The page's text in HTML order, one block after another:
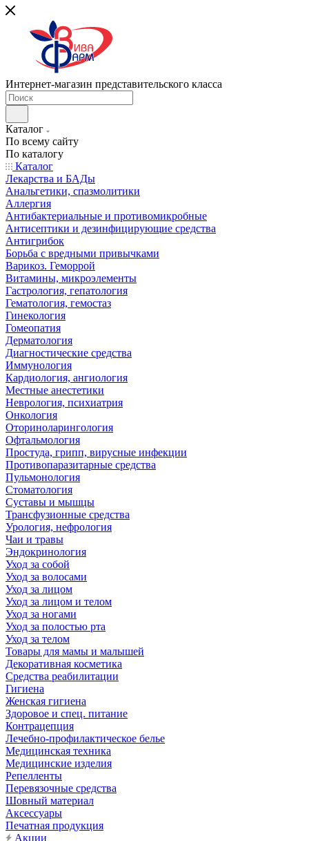
Интернет-магазин представительского класса
Каталог
По всему сайту
По каталогу
Каталог
Лекарства и БАДы
Анальгетики, спазмолитики
Аллергия
Антибактериальные и противомикробные
Антисептики и дезинфицирующие средства
Антигрибок
Борьба с вредными привычками
Варикоз. Геморрой
Витамины, микроэлементы
Гастрология, гепатология
Гематология, гемостаз
Гинекология
Гомеопатия
Дерматология
Диагностические средства
Иммунология
Кардиология, ангиология
Местные анестетики
Неврология, психиатрия
Онкология
Оториноларингология
Офтальмология
Простуда, грипп, вирусные инфекции
Противопаразитарные средства
Пульмонология
Стоматология
Суставы и мышцы
Трансфузионные средства
Урология, нефрология
Чаи и травы
Эндокринология
Уход за собой
Уход за волосами
Уход за лицом
Уход за лицом и телом
Уход за ногами
Уход за полостью рта
Уход за телом
Товары для мамы и малышей
Декоративная косметика
Средства реабилитации
Гигиена
Женская гигиена
Здоровое и спец. питание
Контрацепция
Лечебно-профилактическое белье
Медицинская техника
Медицинские изделия
Репелленты
Перевязочные средства
Шовный материал
Аксессуары
Печатная продукция
Акции